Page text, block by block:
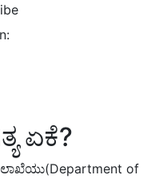
ಏಕೆ?
of